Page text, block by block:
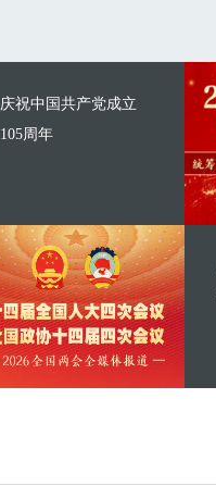
庆祝中国共产党成立
105周年